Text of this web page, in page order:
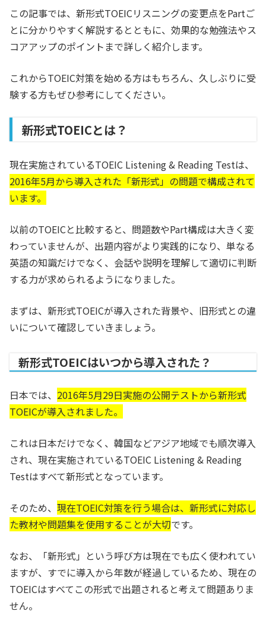
この記事では、新形式TOEICリスニングの変更点をPartご
とに分かりやすく解説するとともに、効果的な勉強法やス
コアアップのポイントまで詳しく紹介します。
これからTOEIC対策を始める方はもちろん、久しぶりに受
験する方もぜひ参考にしてください。
新形式TOEICとは？
現在実施されているTOEIC Listening & Reading Testは、
2016年5月から導入された「新形式」の問題で構成されて
います。
以前のTOEICと比較すると、問題数やPart構成は大きく変
わっていませんが、出題内容がより実践的になり、単なる
英語の知識だけでなく、会話や説明を理解して適切に判断
する力が求められるようになりました。
まずは、新形式TOEICが導入された背景や、旧形式との違
いについて確認していきましょう。
新形式TOEICはいつから導入された？
日本では、 2016年5月29日実施の公開テストから新形式
TOEICが導入されました。
これは日本だけでなく、韓国などアジア地域でも順次導入
され、現在実施されているTOEIC Listening & Reading
Testはすべて新形式となっています。
そのため、 現在TOEIC対策を行う場合は、新形式に対応し
た教材や問題集を使用することが大切です。
なお、「新形式」という呼び方は現在でも広く使われてい
ますが、すでに導入から年数が経過しているため、現在の
TOEICはすべてこの形式で出題されると考えて問題ありま
せん。